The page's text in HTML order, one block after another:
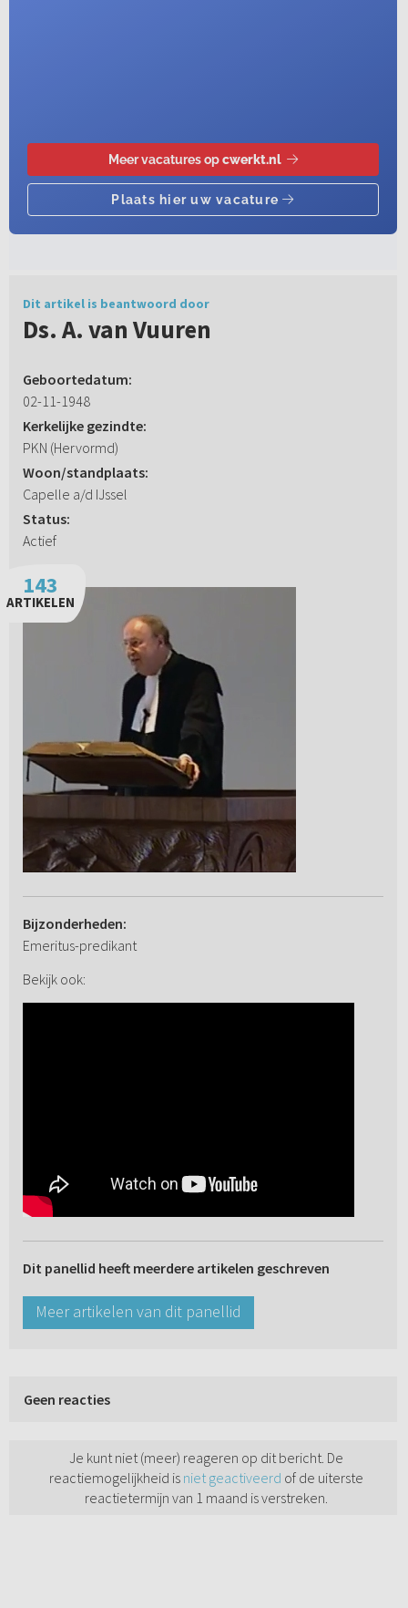
Dit artikel is beantwoord door
Ds. A. van Vuuren
Geboortedatum:
02-11-1948
Kerkelijke gezindte:
PKN (Hervormd)
Woon/standplaats:
Capelle a/d IJssel
Status:
Actief
143
ARTIKELEN
Bijzonderheden:
Emeritus-predikant
Bekijk ook:
Dit panellid heeft meerdere artikelen geschreven
Meer artikelen van dit panellid
Geen reacties
Je kunt niet (meer) reageren op dit bericht. De
reactiemogelijkheid is niet geactiveerd of de uiterste
reactietermijn van 1 maand is verstreken.